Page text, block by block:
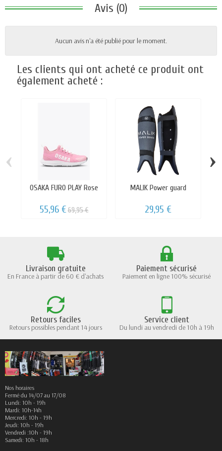
Avis (0)
Aucun avis n'a été publié pour le moment.
Les clients qui ont acheté ce produit ont
également acheté :
OSAKA FURO PLAY Rose
55,96 €69,95 €
MALIK Power guard
29,95 €
‹ ›
Livraison gratuite
En France à partir de 60 € d'achats
Paiement sécurisé
Paiement en ligne 100% sécurisé
Retours faciles
Retours possibles pendant 14 jours
Service client
Du lundi au vendredi de 10h à 19h
Nos horaires
Fermé du 14/07 au 17/08
Lundi: 10h - 19h
Mardi: 10h-14h
Mercredi: 10h - 19h
Jeudi: 10h - 19h
Vendredi :10h - 19h
Samedi: 10h - 18h